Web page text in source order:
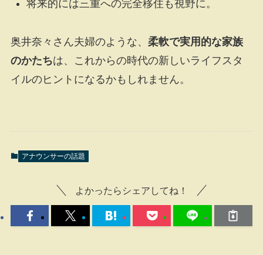
将来的には三重への完全移住も視野に。
奥井奈々さん夫婦のような、 柔軟で実用的な家族
のかたちは、これからの時代の新しいライフスタ
イルのヒントになるかもしれません。
アナウンサーの話題
よかったらシェアしてね！